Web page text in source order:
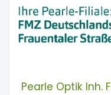
Pearle Optik Inh.